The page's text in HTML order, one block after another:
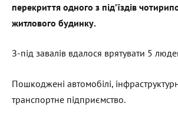
перекриття одного з під’їздів
житлового будинку.
З-під завалів вдалося врятувати 5
Пошкоджені автомобілі,
транспортне підприємство.